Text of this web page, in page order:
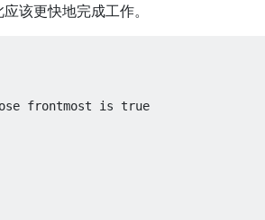
该更快地完成工作。
frontmost is true